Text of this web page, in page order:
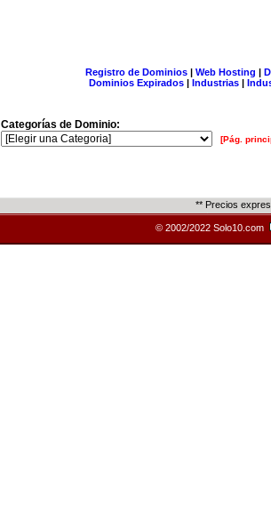
Registro de Dominios| Web Hosting |
Dominios Expirados | Industrias |
Categorías de Dominio:
[Pág.
** Precios
© 2002/2022 Solo10.com